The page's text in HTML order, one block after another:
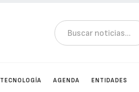
TECNOLOGÍA AGENDA ENTIDADES